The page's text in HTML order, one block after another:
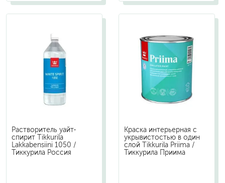
Растворитель уайт-
спирит Tikkurila
Lakkabensiini 1050 /
Тиккурила Россия
Краска интерьерная с
укрывистостью в один
слой Tikkurila Priima /
Тиккурила Приима